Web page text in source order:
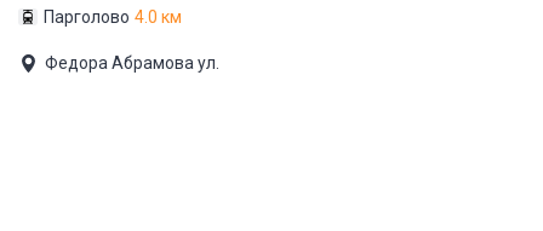
Парголово 4.0 км
Федора Абрамова ул.